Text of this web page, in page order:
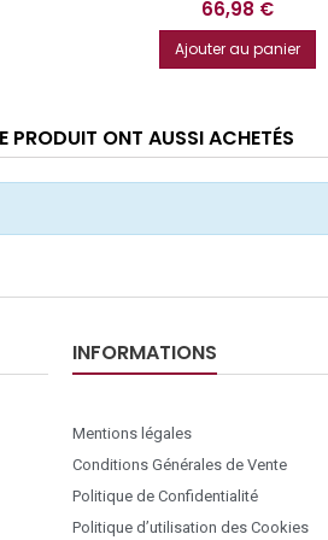
Prix
66,98 €
Ajouter au panier
PRODUIT ONT AUSSI ACHETÉS
INFORMATIONS
Mentions légales
Conditions Générales de Vente
Politique de Confidentialité
Politique d’utilisation des Cookies